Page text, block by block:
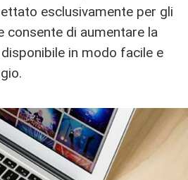
esclusivamente per gli
consente di aumentare la
in modo facile e